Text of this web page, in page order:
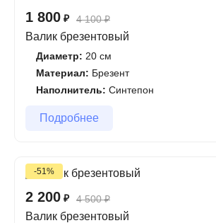
1 800 ₽ 4 100₽
Валик брезентовый
Диаметр: 20 см
Материал: Брезент
Наполнитель: Синтепон
Подробнее
-51%
2 200 ₽ 4 500₽
Валик брезентовый